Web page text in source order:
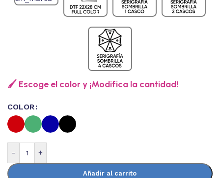
🖌️ Escoge el color y ¡Modifica la cantidad!
COLOR
- +
Añadir al carrito